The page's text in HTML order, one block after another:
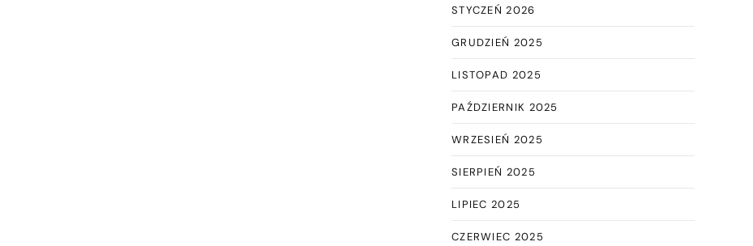
STYCZEŃ 2026
GRUDZIEŃ 2025
LISTOPAD 2025
PAŹDZIERNIK 2025
WRZESIEŃ 2025
SIERPIEŃ 2025
LIPIEC 2025
CZERWIEC 2025